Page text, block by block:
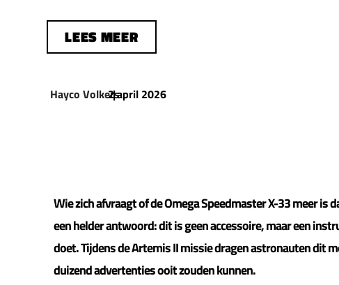
LEES MEER
Hayco Volkers
|
2 april 2026
Wie zich afvraagt of de Omega Speedmaster X-33 meer
een helder antwoord: dit is geen accessoire, maar een
doet. Tijdens de Artemis II missie dragen astronauten dit
duizend advertenties ooit zouden kunnen.